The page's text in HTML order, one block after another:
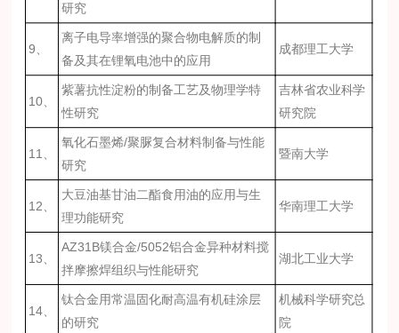
研究
9、
离子电导率增强的聚合物电解质的制
备及其在锂氧电池中的应用
成都理工大学
10、
紫薯抗性淀粉的制备工艺及物理学特
性研究
吉林省农业科学
研究院
11、
氧化石墨烯/聚脲复合材料制备与性能
研究
暨南大学
12、
大豆油基甘油二酯食用油的应用与生
理功能研究
华南理工大学
13、
AZ31B镁合金/5052铝合金异种材料搅
拌摩擦焊组织与性能研究
湖北工业大学
14、
钛合金用常温固化耐高温有机硅涂层
的研究
机械科学研究总
院